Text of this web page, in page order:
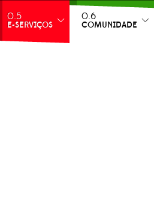
0.5
E-SERVIÇOS
0.6
COMUNIDADE